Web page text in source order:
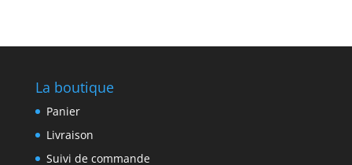
La boutique
Panier
Livraison
Suivi de commande